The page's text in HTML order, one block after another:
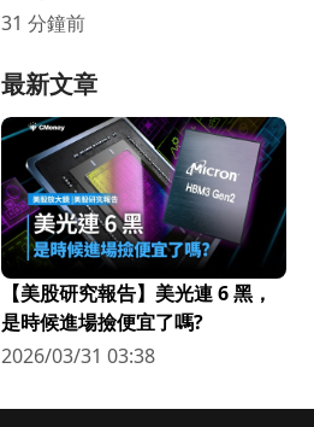
望可期！
31 分鐘前
最新文章
【美股研究報告】美光連 6 黑，
是時候進場撿便宜了嗎?
2026/03/31 03:38